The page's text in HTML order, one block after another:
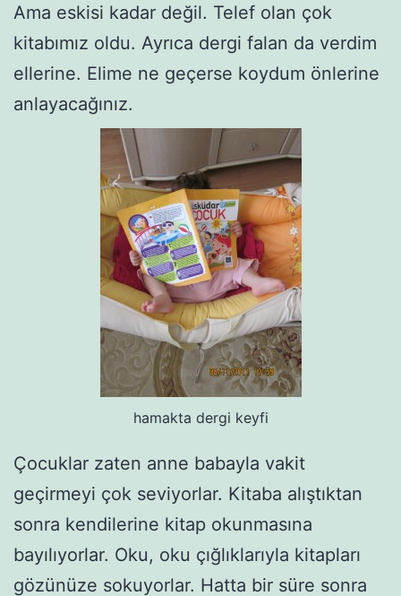
Ama eskisi kadar değil. Telef olan çok
kitabımız oldu. Ayrıca dergi falan da verdim
ellerine. Elime ne geçerse koydum önlerine
anlayacağınız.
hamakta dergi keyfi
Çocuklar zaten anne babayla vakit
geçirmeyi çok seviyorlar. Kitaba alıştıktan
sonra kendilerine kitap okunmasına
bayılıyorlar. Oku, oku çığlıklarıyla kitapları
gözünüze sokuyorlar. Hatta bir süre sonra